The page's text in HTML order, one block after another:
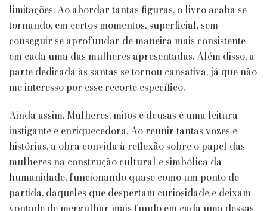
limitações. Ao abordar tantas figuras, o livro acaba se
tornando, em certos momentos, superficial, sem
conseguir se aprofundar de maneira mais consistente
em cada uma das mulheres apresentadas. Além disso, a
parte dedicada às santas se tornou cansativa, já que não
me interesso por esse recorte específico.
Ainda assim, Mulheres, mitos e deusas é uma leitura
instigante e enriquecedora. Ao reunir tantas vozes e
histórias, a obra convida à reflexão sobre o papel das
mulheres na construção cultural e simbólica da
humanidade, funcionando quase como um ponto de
partida, daqueles que despertam curiosidade e deixam
vontade de mergulhar mais fundo em cada uma dessas